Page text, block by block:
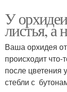
У
листья, а
Ваша орхидея
происходит
после цветения
стебли с